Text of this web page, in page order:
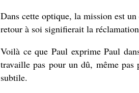
Dans cette optique, la mission est
retour à soi signifierait la
Voilà ce que Paul exprime Paul
travaille pas pour un dû, même
subtile.